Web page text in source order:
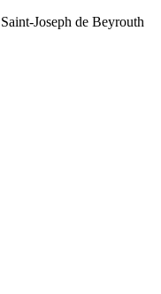
Joseph de Beyrouth